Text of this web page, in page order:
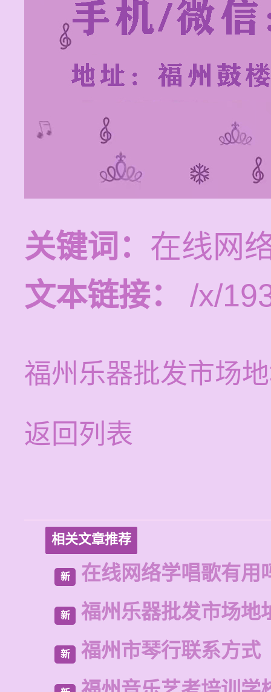
关键词： 在线网
文本链接：
/x/
福州乐器批发市场
返回列表
相关文章推荐
新 在线网络学唱歌有用
新 福州乐器批发市场地
新 福州市琴行联系方式